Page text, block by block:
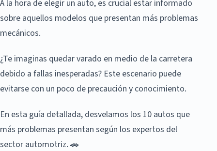
A la hora de elegir un auto, es crucial estar informado
sobre aquellos modelos que presentan más problemas
mecánicos.
¿Te imaginas quedar varado en medio de la carretera
debido a fallas inesperadas? Este escenario puede
evitarse con un poco de precaución y conocimiento.
En esta guía detallada, desvelamos los 10 autos que
más problemas presentan según los expertos del
sector automotriz. 🚗